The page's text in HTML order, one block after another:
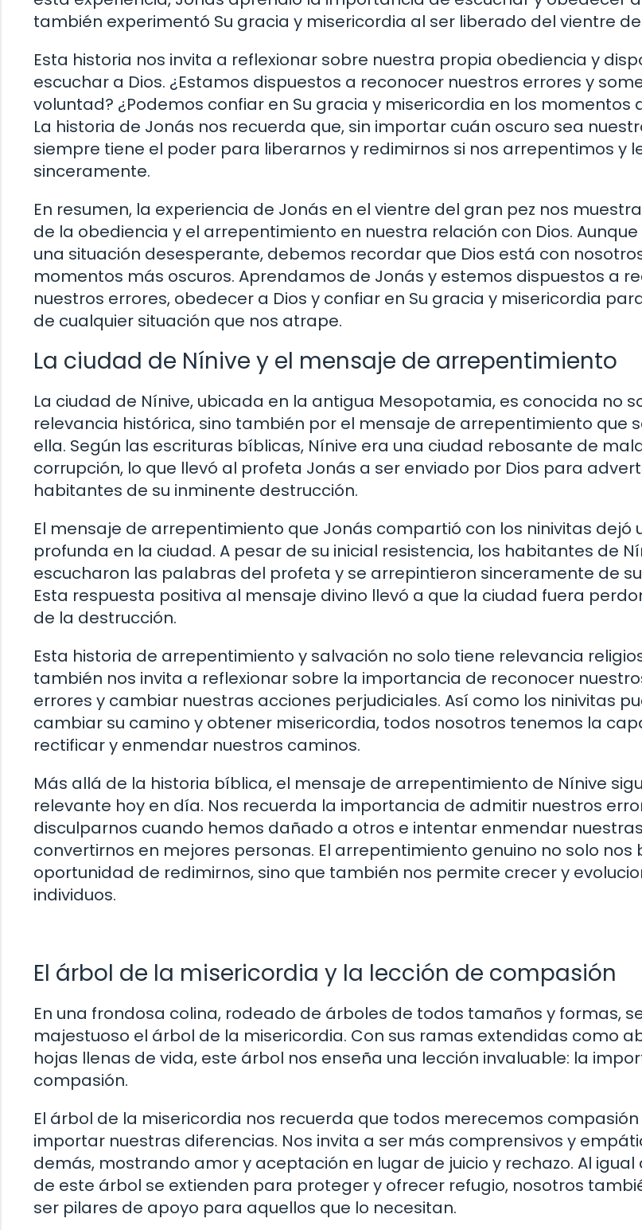
también experimentó Su gracia y misericordia al ser liberado del vientre
Esta historia nos invita a reflexionar sobre nuestra propia obediencia y
escuchar a Dios. ¿Estamos dispuestos a reconocer nuestros errores y
voluntad? ¿Podemos confiar en Su gracia y misericordia en los momentos
La historia de Jonás nos recuerda que, sin importar cuán oscuro sea
siempre tiene el poder para liberarnos y redimirnos si nos arrepentimos y
sinceramente.
En resumen, la experiencia de Jonás en el vientre del gran pez nos
de la obediencia y el arrepentimiento en nuestra relación con Dios.
una situación desesperante, debemos recordar que Dios está con
momentos más oscuros. Aprendamos de Jonás y estemos dispuestos a
nuestros errores, obedecer a Dios y confiar en Su gracia y misericordia
de cualquier situación que nos atrape.
La ciudad de Nínive y el mensaje de arrepentimiento
La ciudad de Nínive, ubicada en la antigua Mesopotamia, es conocida no
relevancia histórica, sino también por el mensaje de arrepentimiento que
ella. Según las escrituras bíblicas, Nínive era una ciudad rebosante de
corrupción, lo que llevó al profeta Jonás a ser enviado por Dios para
habitantes de su inminente destrucción.
El mensaje de arrepentimiento que Jonás compartió con los ninivitas dejó
profunda en la ciudad. A pesar de su inicial resistencia, los habitantes de
escucharon las palabras del profeta y se arrepintieron sinceramente de
Esta respuesta positiva al mensaje divino llevó a que la ciudad fuera
de la destrucción.
Esta historia de arrepentimiento y salvación no solo tiene relevancia
también nos invita a reflexionar sobre la importancia de reconocer
errores y cambiar nuestras acciones perjudiciales. Así como los ninivitas
cambiar su camino y obtener misericordia, todos nosotros tenemos la
rectificar y enmendar nuestros caminos.
Más allá de la historia bíblica, el mensaje de arrepentimiento de Nínive
relevante hoy en día. Nos recuerda la importancia de admitir nuestros
disculparnos cuando hemos dañado a otros e intentar enmendar
convertirnos en mejores personas. El arrepentimiento genuino no solo nos
oportunidad de redimirnos, sino que también nos permite crecer y
individuos.
El árbol de la misericordia y la lección de compasión
En una frondosa colina, rodeado de árboles de todos tamaños y formas,
majestuoso el árbol de la misericordia. Con sus ramas extendidas como
hojas llenas de vida, este árbol nos enseña una lección invaluable: la
compasión.
El árbol de la misericordia nos recuerda que todos merecemos
importar nuestras diferencias. Nos invita a ser más comprensivos y
demás, mostrando amor y aceptación en lugar de juicio y rechazo. Al
de este árbol se extienden para proteger y ofrecer refugio, nosotros
ser pilares de apoyo para aquellos que lo necesitan.